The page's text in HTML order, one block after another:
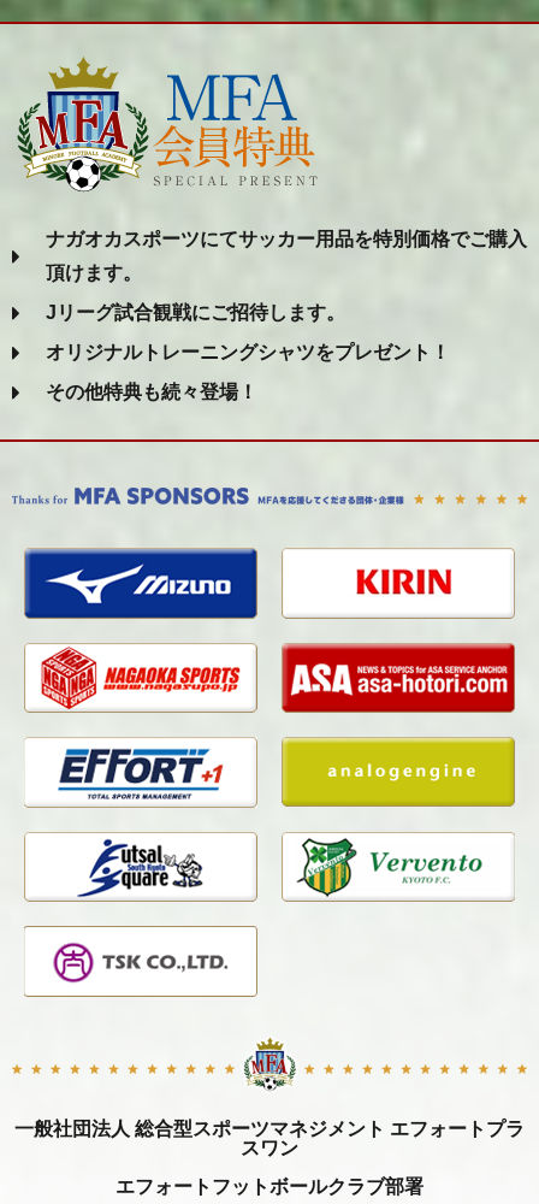
ナガオカスポーツにてサッカー用品を特別価格でご購入
頂けます。
Jリーグ試合観戦にご招待します。
オリジナルトレーニングシャツをプレゼント！
その他特典も続々登場！
一般社団法人 総合型スポーツマネジメント エフォートプラ
スワン
エフォートフットボールクラブ部署